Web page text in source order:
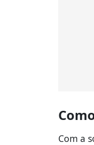
Com a